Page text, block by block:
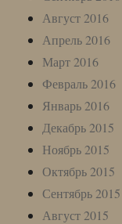
Август 2016
Апрель 2016
Март 2016
Февраль 2016
Январь 2016
Декабрь 2015
Ноябрь 2015
Октябрь 2015
Сентябрь 2015
Август 2015